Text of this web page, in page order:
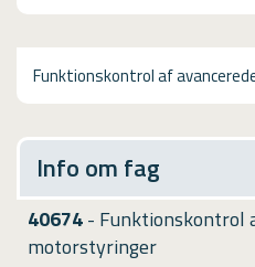
Funktionskontrol af
Info om fag
40674- Funktionskontrol
motorstyringer